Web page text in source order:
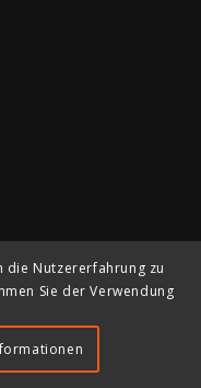
die Nutzererfahrung zu
Sie der Verwendung